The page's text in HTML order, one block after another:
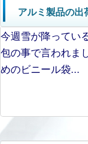
アルミ製品の出
今週雪が降ってい
包の事で言われま
めのビニール袋...